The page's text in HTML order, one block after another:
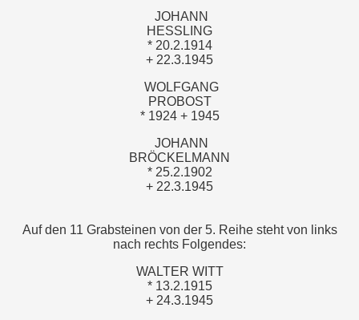
JOHANN
HESSLING
* 20.2.1914
+ 22.3.1945
WOLFGANG
PROBOST
* 1924 + 1945
JOHANN
BRÖCKELMANN
* 25.2.1902
+ 22.3.1945
Auf den 11 Grabsteinen von der 5. Reihe steht von links
nach rechts Folgendes:
WALTER WITT
* 13.2.1915
+ 24.3.1945